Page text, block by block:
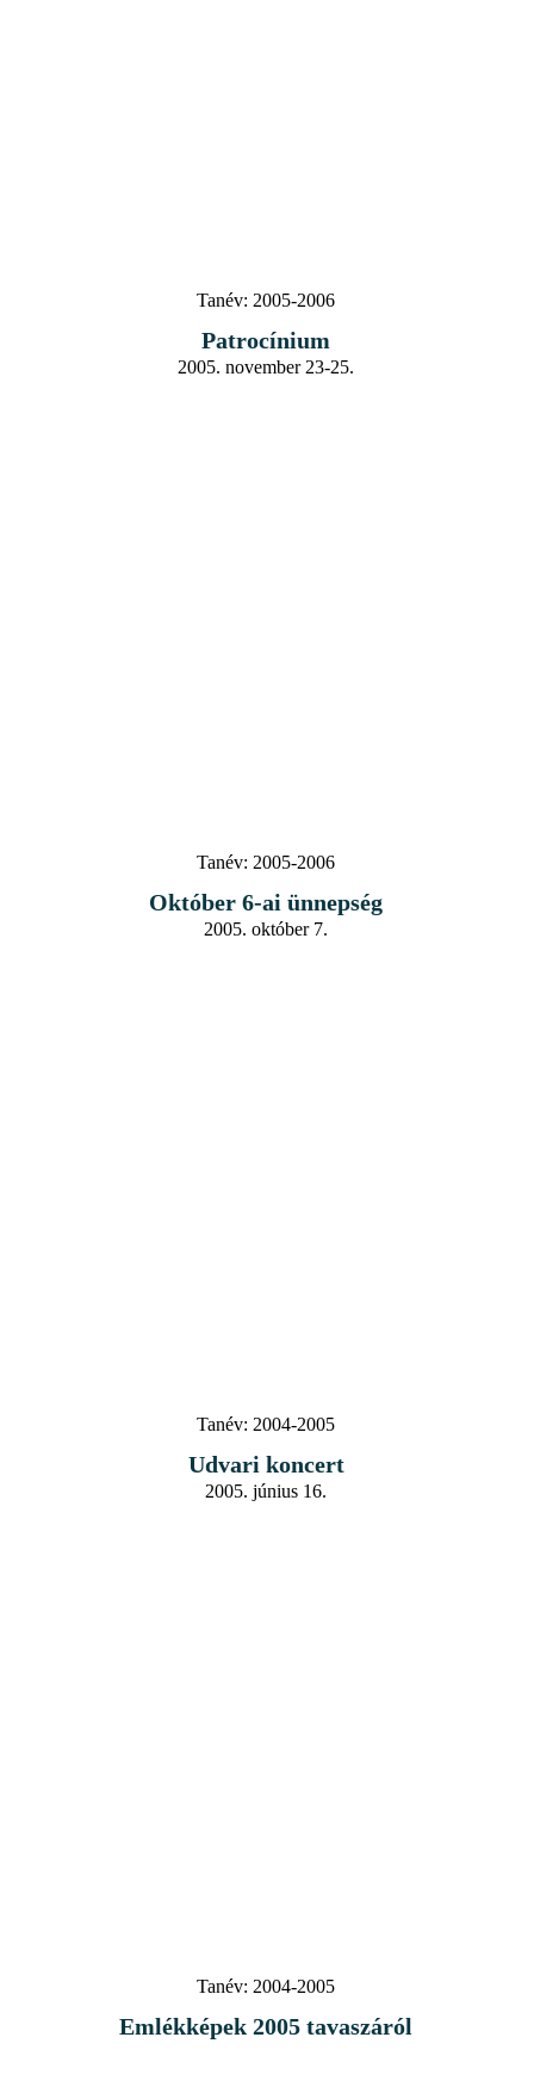
Tanév: 2005-2006
Patrocínium
2005. november 23-25.
Tanév: 2005-2006
Október 6-ai ünnepség
2005. október 7.
Tanév: 2004-2005
Udvari koncert
2005. június 16.
Tanév: 2004-2005
Emlékképek 2005 tavaszáról